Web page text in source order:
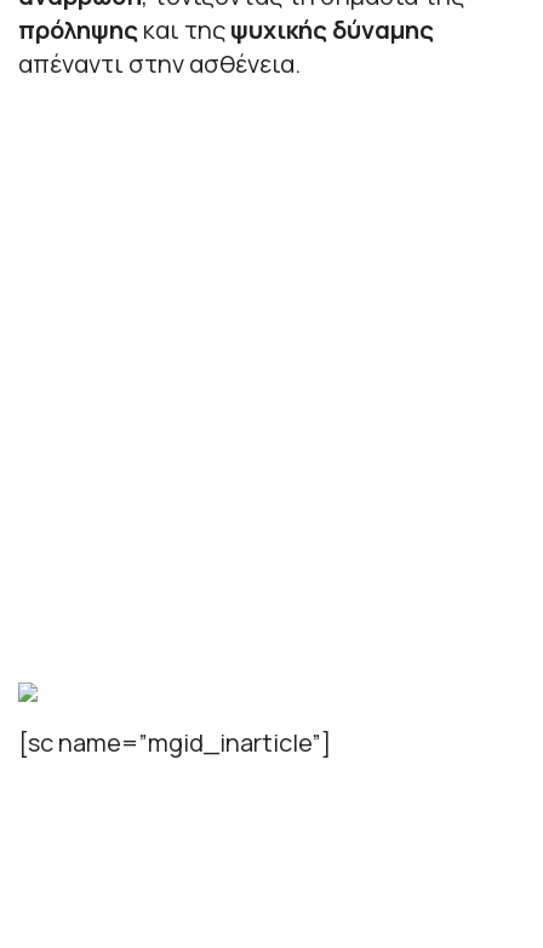
πρόληψηςκαι τηςψυχικής δύναμης
απέναντι στην ασθένεια.
[sc name=”mgid_inarticle”]